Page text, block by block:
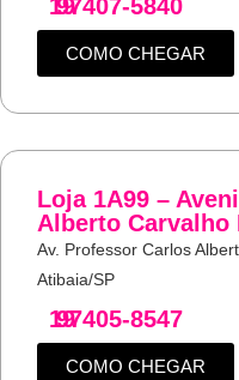
19
97407-5840
COMO CHEGAR
Loja 1A99 –
Alberto Carvalho
Av. Professor Carlos
Atibaia/SP
19
97405-8547
COMO CHEGAR